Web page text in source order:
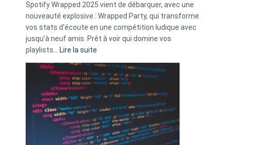
Solly
change
la
vie
sans-
abri
en
3
secondes
Spotify Wrapped 2025 vient de débarquer, avec une
nouveauté explosive : Wrapped Party, qui transforme
vos stats d’écoute en une compétition ludique avec
jusqu’à neuf amis. Prêt à voir qui domine vos
playlists… Lire la suite
Spotify
Wrapped
2025
est
:
Le
Wrapped